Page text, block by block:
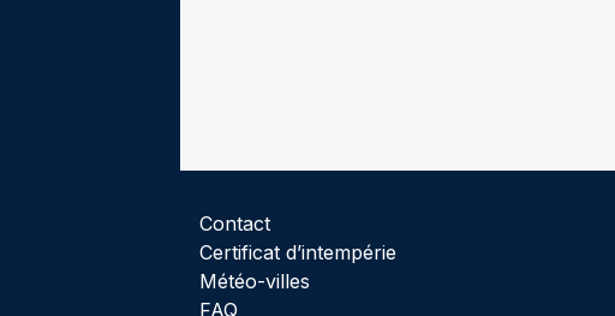
Contact
Certificat d’intempérie
Météo-villes
FAQ